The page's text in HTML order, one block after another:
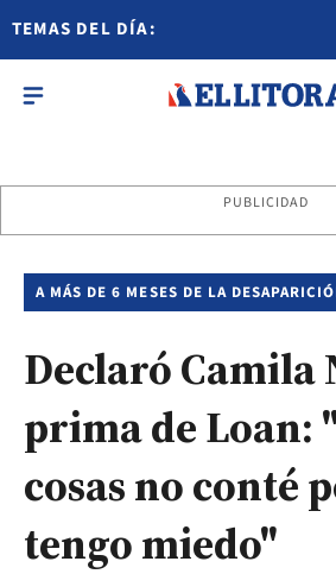
TEMAS DEL DÍA:
PUBLICIDAD
A MÁS DE 6 MESES DE LA
Declaró Camila
prima de Loan:
cosas no conté
tengo miedo"